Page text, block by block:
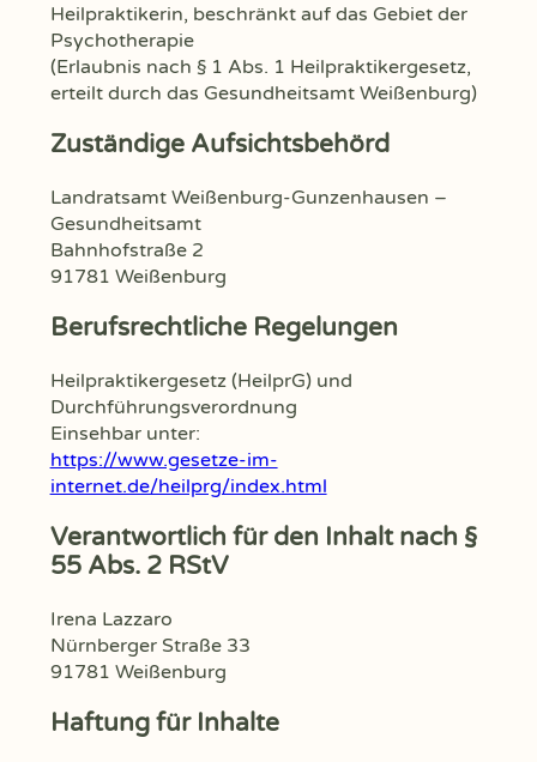
Heilpraktikerin, beschränkt auf das Gebiet der
Psychotherapie
(Erlaubnis nach § 1 Abs. 1 Heilpraktikergesetz,
erteilt durch das Gesundheitsamt Weißenburg)
Zuständige Aufsichtsbehörd
Landratsamt Weißenburg-Gunzenhausen –
Gesundheitsamt
Bahnhofstraße 2
91781 Weißenburg
Berufsrechtliche Regelungen
Heilpraktikergesetz (HeilprG) und
Durchführungsverordnung
Einsehbar unter:
https://www.gesetze-im-
internet.de/heilprg/index.html
Verantwortlich für den Inhalt nach §
55 Abs. 2 RStV
Irena Lazzaro
Nürnberger Straße 33
91781 Weißenburg
Haftung für Inhalte